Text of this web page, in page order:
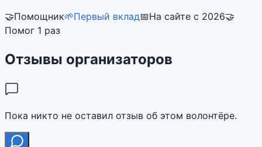
🤝Помощник🌱Первый вклад📅На сайте с 2026🤝
Помог 1 раз
Отзывы организаторов
Пока никто не оставил отзыв об этом волонтёре.